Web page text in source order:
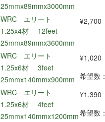
25mmx89mmx3000mm
WRC エリート
1.25x4材 12feet
25mmx89mmx3600mm
¥2,700
WRC エリート
1.25x6材 3feet
25mmx140mmx900mm
¥1,020
希望数：
WRC エリート
1.25x6材 4feet
25mmx140mmx1200mm
¥1,390
希望数：